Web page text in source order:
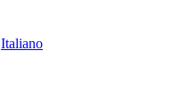
Italiano